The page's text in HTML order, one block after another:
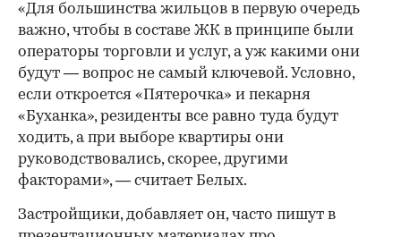
«Для большинства жильцов в первую очередь
важно, чтобы в составе ЖК в принципе были
операторы торговли и услуг, а уж какими они
будут — вопрос не самый ключевой. Условно,
если откроется «Пятерочка» и пекарня
«Буханка», резиденты все равно туда будут
ходить, а при выборе квартиры они
руководствовались, скорее, другими
факторами», — считает Белых.
Застройщики, добавляет он, часто пишут в